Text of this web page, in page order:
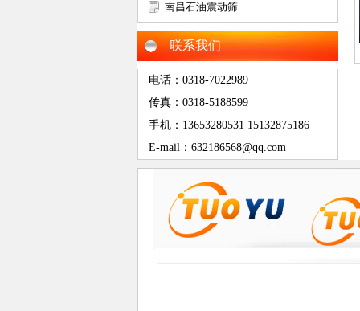
网篮
南昌石油震动筛
网
联系我们
电话：0318-7022989
传真：0318-5188599
手机：13653280531 15132875186
E-mail：632186568@qq.com